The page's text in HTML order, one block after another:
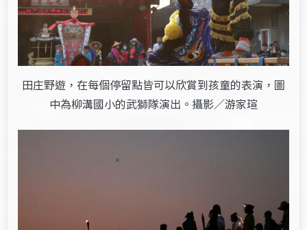
田庄野遊，在每個停留點皆可以欣賞到孩童的表演，圖
中為柳溝國小的武獅隊演出。攝影／游家瑄